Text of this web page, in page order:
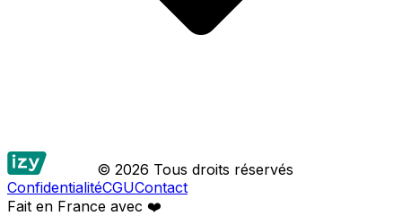
© 2026 Tous droits réservés
ConfidentialitéCGUContact
Fait en France avec ❤️